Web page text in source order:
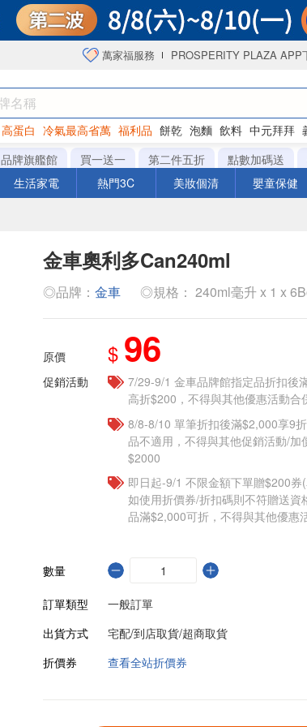
萬家福服務 PROSPERITY PLAZA APP
高蛋白 冷氣最高省萬 福利品 餅乾 泡麵 飲料 中元拜拜
品牌旗艦館 買一送一 第二件五折 點數加碼送
生活家電 熱門3C 美妝個清 嬰童保健
金車奧利多Can240ml
◎品牌： 金車 ◎規格： 240ml毫升 x 1 x
原價 $ 96
促銷活動
7/29-9/1 金車品牌館指定品折扣後
高折$200，不得與其他優惠活動合
8/8-8/10 單筆折扣後滿$2,000享9
品不適用，不得與其他促銷活動/
$2000
即日起-9/1 不限金額下單贈$200
如使用折價券/折扣碼則不符贈送資
品滿$2,000可折，不得與其他優惠
數量
訂單類型
一般訂單
出貨方式
宅配/到店取貨/超商取貨
折價券
查看全站折價券